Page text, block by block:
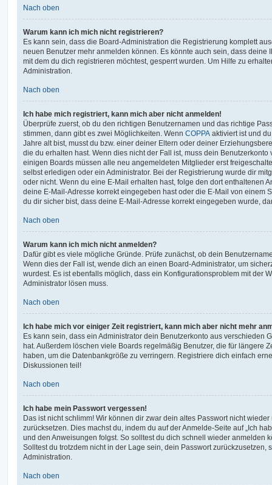
Nach oben
Warum kann ich mich nicht registrieren?
Es kann sein, dass die Board-Administration die Registrierung komplett
neuen Benutzer mehr anmelden können. Es könnte auch sein, dass deine
mit dem du dich registrieren möchtest, gesperrt wurden. Um Hilfe zu
Administration.
Nach oben
Ich habe mich registriert, kann mich aber nicht anmelden!
Überprüfe zuerst, ob du den richtigen Benutzernamen und das richtige
stimmen, dann gibt es zwei Möglichkeiten. Wenn COPPA aktiviert ist und
Jahre alt bist, musst du bzw. einer deiner Eltern oder deiner
die du erhalten hast. Wenn dies nicht der Fall ist, muss dein
einigen Boards müssen alle neu angemeldeten Mitglieder erst
selbst erledigen oder ein Administrator. Bei der Registrierung wurde dir
oder nicht. Wenn du eine E-Mail erhalten hast, folge den dort enthaltenen
deine E-Mail-Adresse korrekt eingegeben hast oder die E-Mail von einem
du dir sicher bist, dass deine E-Mail-Adresse korrekt eingegeben wurde,
Nach oben
Warum kann ich mich nicht anmelden?
Dafür gibt es viele mögliche Gründe. Prüfe zunächst, ob dein
Wenn dies der Fall ist, wende dich an einen Board-Administrator, um
wurdest. Es ist ebenfalls möglich, dass ein Konfigurationsproblem mit der
Administrator lösen muss.
Nach oben
Ich habe mich vor einiger Zeit registriert, kann mich aber nicht mehr
Es kann sein, dass ein Administrator dein Benutzerkonto aus verschieden
hat. Außerdem löschen viele Boards regelmäßig Benutzer, die für längere
haben, um die Datenbankgröße zu verringern. Registriere dich einfach
Diskussionen teil!
Nach oben
Ich habe mein Passwort vergessen!
Das ist nicht schlimm! Wir können dir zwar dein altes Passwort nicht
zurücksetzen. Dies machst du, indem du auf der Anmelde-Seite auf „Ich
und den Anweisungen folgst. So solltest du dich schnell wieder anmelden
Solltest du trotzdem nicht in der Lage sein, dein Passwort zurückzusetzen,
Administration.
Nach oben